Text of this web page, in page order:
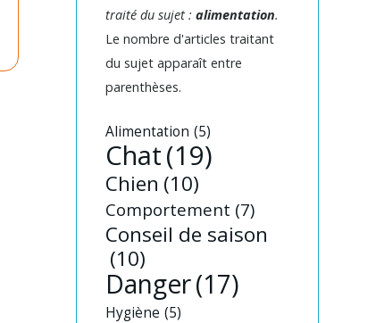
traité du sujet : alimentation.
Le nombre d'articles traitant
du sujet apparaît entre
parenthèses.
Alimentation (5)
Chat(19)
Chien (10)
Comportement (7)
Conseil de saison
(10)
Danger(17)
Hygiène (5)